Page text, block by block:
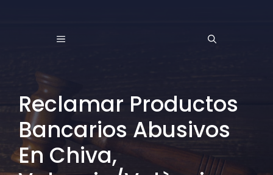
MENÚ
Reclamar Productos
Bancarios Abusivos
En Chiva,